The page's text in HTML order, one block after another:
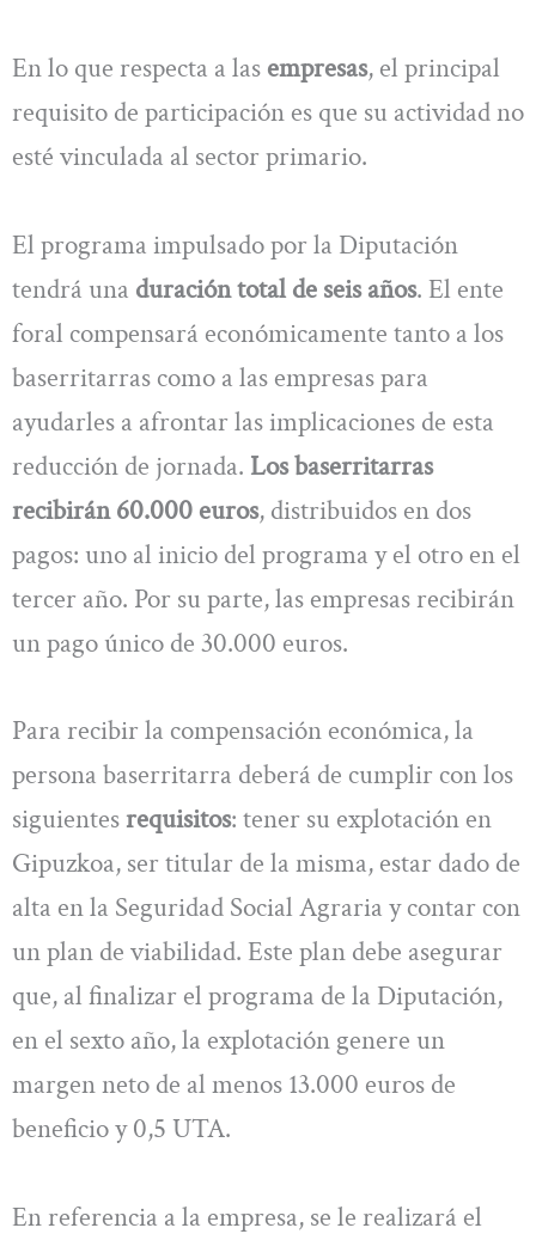
En lo que respecta a las empresas, el principal
requisito de participación es que su actividad no
esté vinculada al sector primario.
El programa impulsado por la Diputación
tendrá una duración total de seis años. El ente
foral compensará económicamente tanto a los
baserritarras como a las empresas para
ayudarles a afrontar las implicaciones de esta
reducción de jornada. Los baserritarras
recibirán 60.000 euros, distribuidos en dos
pagos: uno al inicio del programa y el otro en el
tercer año. Por su parte, las empresas recibirán
un pago único de 30.000 euros.
Para recibir la compensación económica, la
persona baserritarra deberá de cumplir con los
siguientes requisitos: tener su explotación en
Gipuzkoa, ser titular de la misma, estar dado de
alta en la Seguridad Social Agraria y contar con
un plan de viabilidad. Este plan debe asegurar
que, al finalizar el programa de la Diputación,
en el sexto año, la explotación genere un
margen neto de al menos 13.000 euros de
beneficio y 0,5 UTA.
En referencia a la empresa, se le realizará el